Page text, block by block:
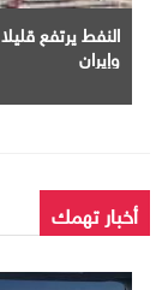
النفط يرتفع
وإيران
أخبار تهمك